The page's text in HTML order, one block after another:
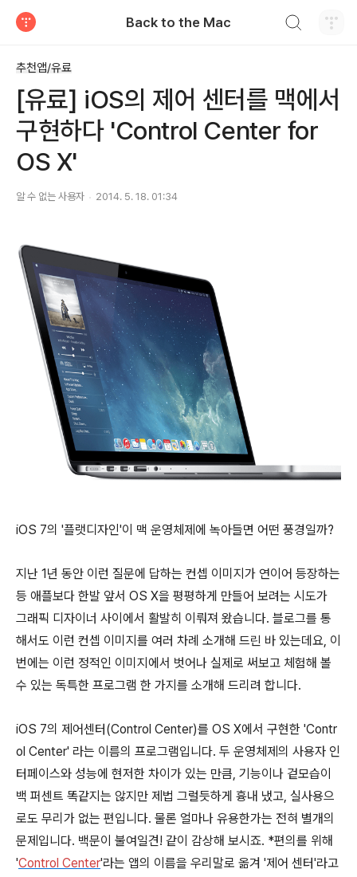
Back to the Mac
추천앱/유료
[유료] iOS의 제어 센터를 맥에서
구현하다 'Control Center for
OS X'
알 수 없는 사용자 2014. 5. 18. 01:34
iOS 7의 '플랫디자인'이 맥 운영체제에 녹아들면 어떤 풍경일까?
지난 1년 동안 이런 질문에 답하는 컨셉 이미지가 연이어 등장하는
등 애플보다 한발 앞서 OS X을 평평하게 만들어 보려는 시도가
그래픽 디자이너 사이에서 활발히 이뤄져 왔습니다. 블로그를 통
해서도 이런 컨셉 이미지를 여러 차례 소개해 드린 바 있는데요, 이
번에는 이런 정적인 이미지에서 벗어나 실제로 써보고 체험해 볼
수 있는 독특한 프로그램 한 가지를 소개해 드리려 합니다.
iOS 7의 제어센터(Control Center)를 OS X에서 구현한 'Contr
ol Center' 라는 이름의 프로그램입니다. 두 운영체제의 사용자 인
터페이스와 성능에 현저한 차이가 있는 만큼, 기능이나 겉모습이
백 퍼센트 똑같지는 않지만 제법 그럴듯하게 흉내 냈고, 실사용으
로도 무리가 없는 편입니다. 물론 얼마나 유용한가는 전혀 별개의
문제입니다. 백문이 불여일견! 같이 감상해 보시죠. *편의를 위해
'Control Center'라는 앱의 이름을 우리말로 옮겨 '제어 센터'라고